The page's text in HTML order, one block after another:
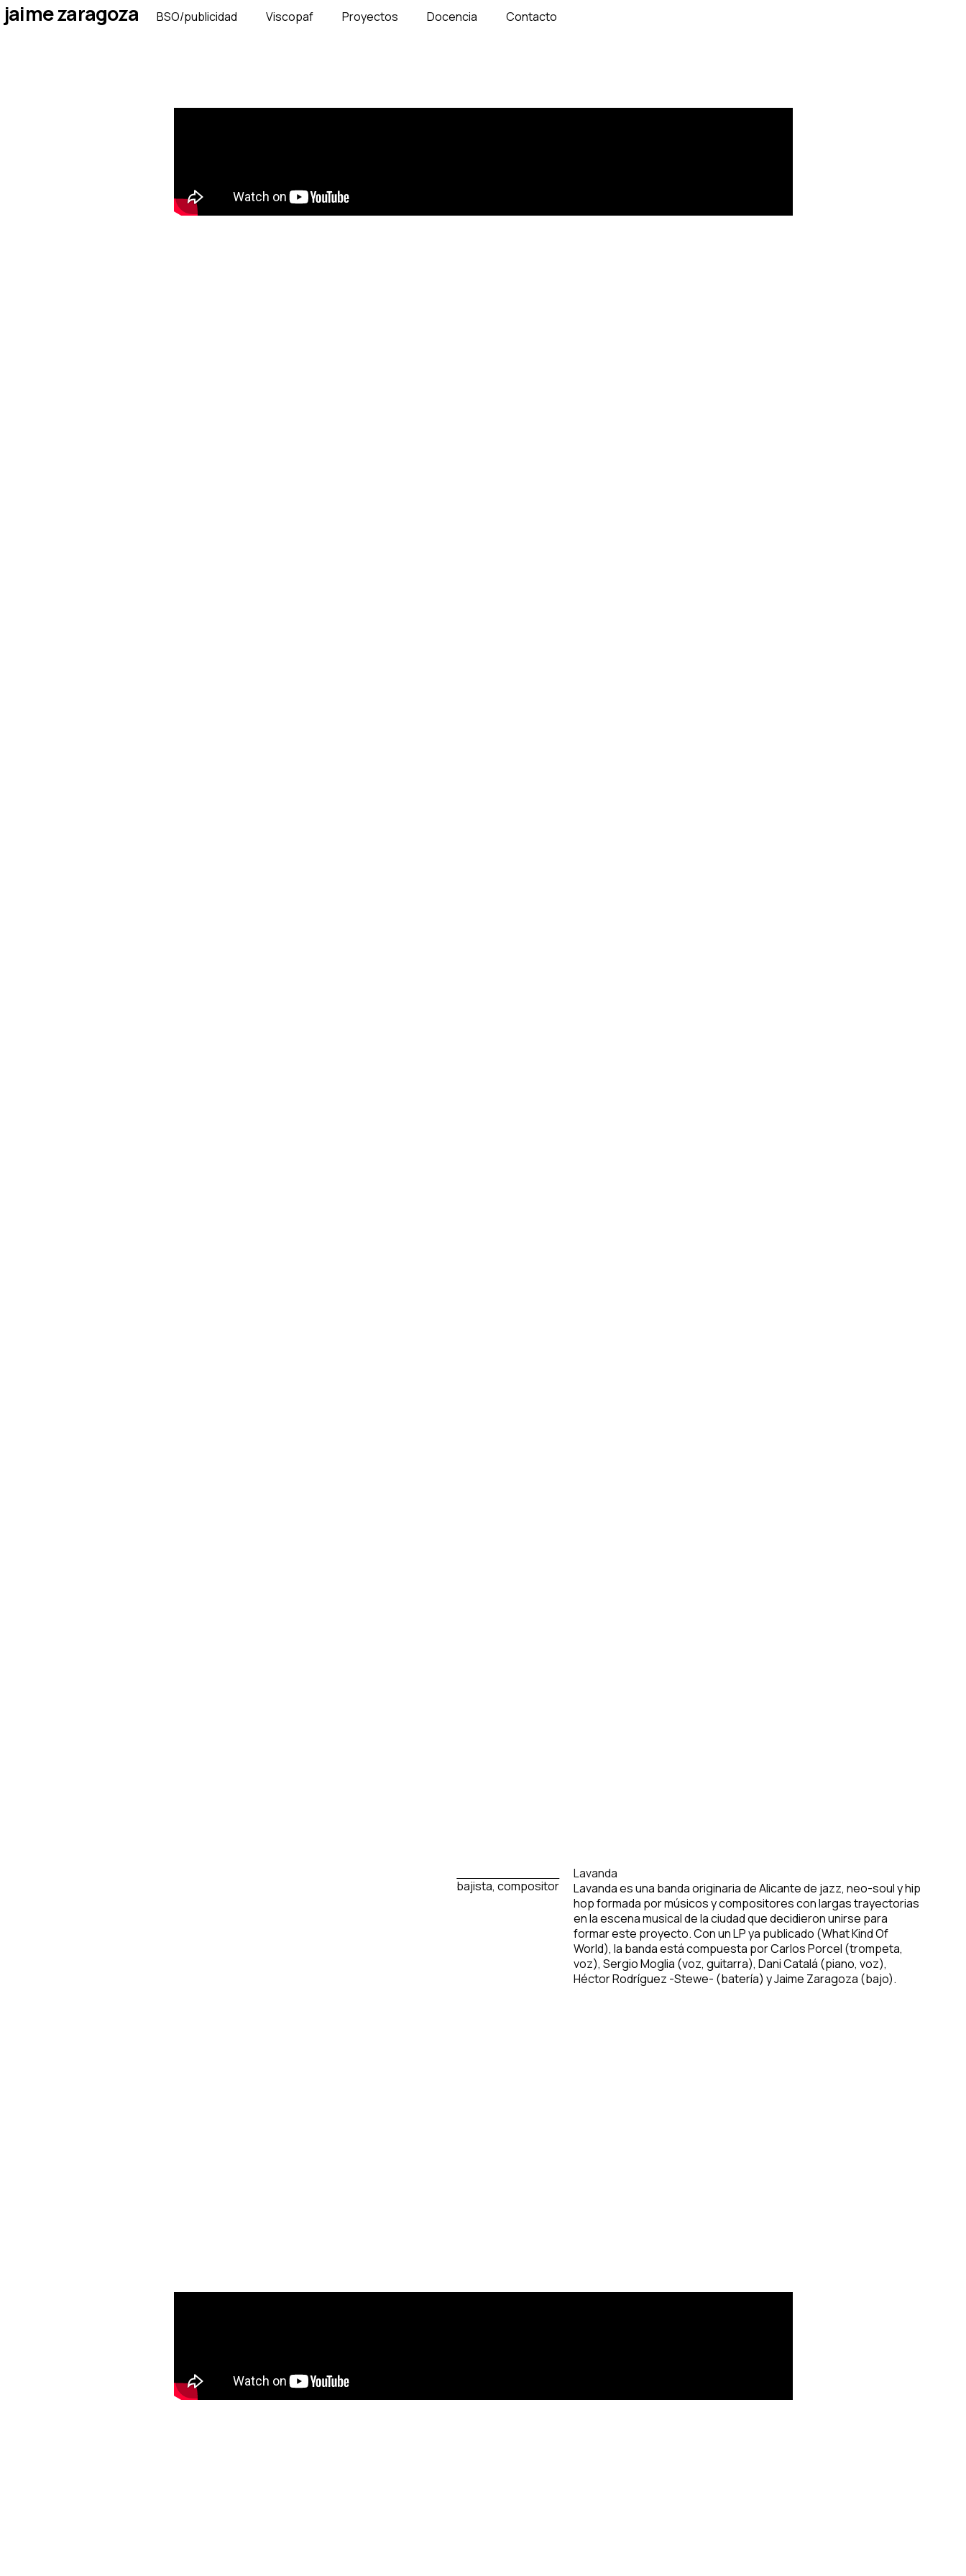
aljaime zaragoza BSO/publicidad Viscopaf Proyectos Docencia Contacto
bajista, compositor
Lavanda
Lavanda es una banda originaria de Alicante de jazz, neo-soul y hip
hop formada por músicos y compositores con largas trayectorias
en la escena musical de la ciudad que decidieron unirse para
formar este proyecto. Con un LP ya publicado (What Kind Of
World), la banda está compuesta por Carlos Porcel (trompeta,
voz), Sergio Moglia (voz, guitarra), Dani Catalá (piano, voz),
Héctor Rodríguez -Stewe- (batería) y Jaime Zaragoza (bajo).